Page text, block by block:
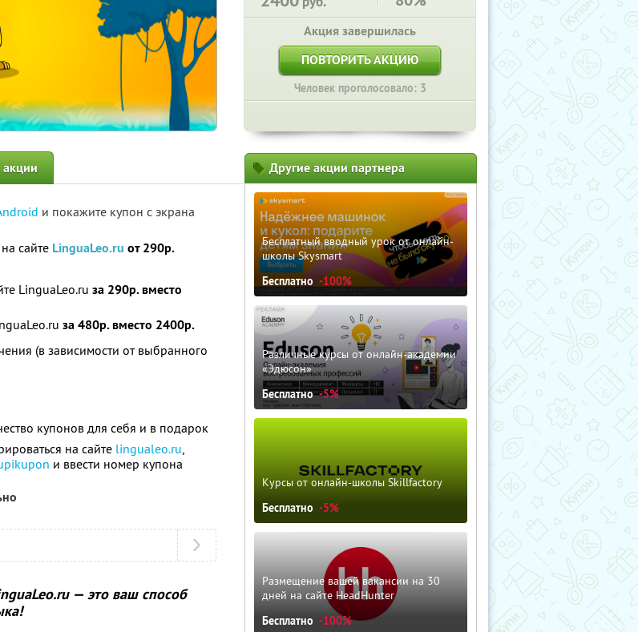
Акция завершилась
ПОВТОРИТЬ АКЦИЮ
Человек проголосовало: 3
и покажите купон с экрана
сайте LinguaLeo.ru от 290р.
LinguaLeo.ru за 290р. вместо
за 480р. вместо 2400р.
(в зависимости от выбранного
купонов для себя и в подарок
на сайте lingualeo.ru,
и ввести номер купона
— это ваш способ
Другие акции партнера
Бесплатный вводный урок от онлайн-
школы Skysmart
Бесплатно -100%
Различные курсы от онлайн-академии
«Эдюсон»
Бесплатно -5%
Курсы от онлайн-школы Skillfactory
Бесплатно -5%
Размещение вашей вакансии на 30
дней на сайте HeadHunter
Бесплатно -100%